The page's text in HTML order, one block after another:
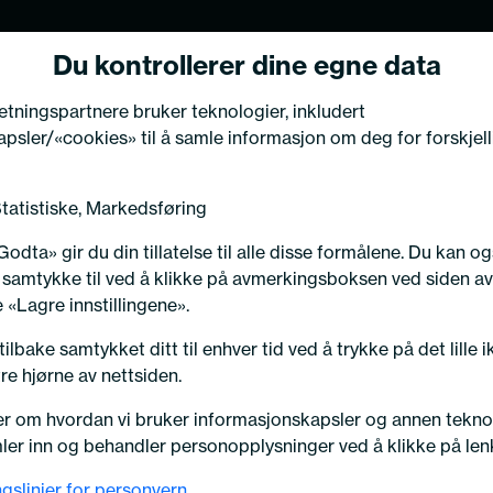
Usortert
TIL VÅRE KUNDER
har flyttet
i Kongsberg!
til oss på vår nye
76, 3617
Du kontrollerer dine egne data
bruker teknologier, inkludert
«cookies» til å samle informasjon om deg for
Markedsføring
gir du din tillatelse til alle disse formålene. Du kan
til ved å klikke på avmerkingsboksen ved siden
innstillingene».
samtykket ditt til enhver tid ved å trykke på det lille
hjørne av nettsiden.
om hvordan vi bruker informasjonskapsler og annen
inn og behandler personopplysninger ved å klikke på